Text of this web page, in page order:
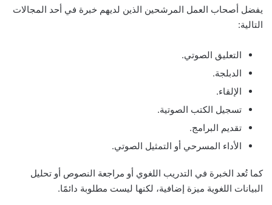
يفضل أصحاب العمل المرشحين الذين لديهم خبرة في أحد المجالات
التالية:
التعليق الصوتي.
الدبلجة.
الإلقاء.
تسجيل الكتب الصوتية.
تقديم البرامج.
الأداء المسرحي أو التمثيل الصوتي.
كما تُعد الخبرة في التدريب اللغوي أو مراجعة النصوص أو تحليل
البيانات اللغوية ميزة إضافية، لكنها ليست مطلوبة دائمًا.